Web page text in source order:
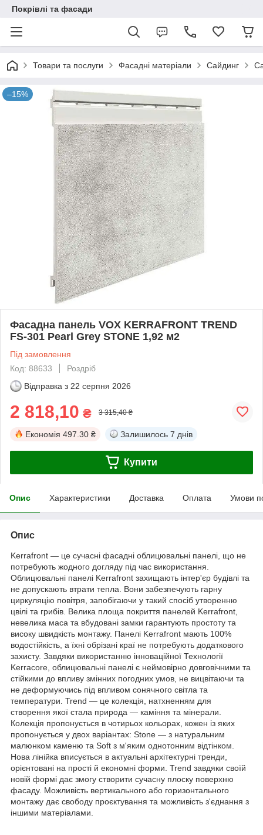
Покрівлі та фасади
Товари та послуги Фасадні матеріали Сайдинг
–15%
Фасадна панель VOX KERRAFRONT TREND
FS-301 Pearl Grey STONE 1,92 м2
Під замовлення
Код: 88633
Роздріб
Відправка з 22 серпня 2026
2 818,10 ₴ 3 315,40 ₴
Економія 497.30 ₴ Залишилось 7 днів
Купити
Опис Характеристики Доставка Оплата Умови
Опис
Kerrafront — це сучасні фасадні облицювальні панелі, що не
потребують жодного догляду під час використання.
Облицювальні панелі Kerrafront захищають інтер'єр будівлі та
не допускають втрати тепла. Вони забезпечують гарну
циркуляцію повітря, запобігаючи у такий спосіб утворенню
цвілі та грибів. Велика площа покриття панелей Kerrafront,
невелика маса та вбудовані замки гарантують простоту та
високу швидкість монтажу. Панелі Kerrafront мають 100%
водостійкість, а їхні обрізані краї не потребують додаткового
захисту. Завдяки використанню інноваційної Технології
Kerracore, облицювальні панелі є неймовірно довговічними та
стійкими до впливу змінних погодних умов, не вицвітаючи та
не деформуючись під впливом сонячного світла та
температури. Trend — це колекція, натхненням для
створення якої стала природа — каміння та мінерали.
Колекція пропонується в чотирьох кольорах, кожен із яких
пропонується у двох варіантах: Stone — з натуральним
малюнком каменю та Soft з м'яким однотонним відтінком.
Нова лінійка вписується в актуальні архітектурні тренди,
орієнтовані на прості й економні форми. Trend завдяки своїй
новій формі дає змогу створити сучасну плоску поверхню
фасаду. Можливість вертикального або горизонтального
монтажу дає свободу проєктування та можливість з'єднання з
іншими матеріалами.